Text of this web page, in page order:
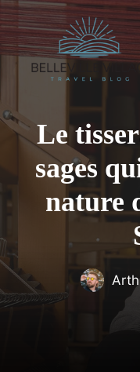
Aller
au
contenu
Le
sages
nature